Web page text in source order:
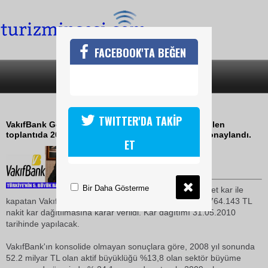
EN HIZLI BÜYÜYEN BANKA
VakıfBank Genel Müdürlük Binası'nda gerçekleştirilen
toplantıda 2009 yılı faaliyet hesapları incelenerek onaylandı.
20 Mart 2010 / 14:26
2009 yılını 1.251 Milyon TL net kar ile
kapatan VakıfBank'ın Genel Kurulu'nda ortaklara 120.764.143 TL
nakit kar dağıtılmasına karar verildi. Kar dağıtımı 31.05.2010
tarihinde yapılacak.
VakıfBank'ın konsolide olmayan sonuçlara göre, 2008 yıl sonunda
52.2 milyar TL olan aktif büyüklüğü %13,8 olan sektör büyüme
FACEBOOK'TA BEĞEN
TWITTER'DA TAKİP
ET
Bir Daha Gösterme